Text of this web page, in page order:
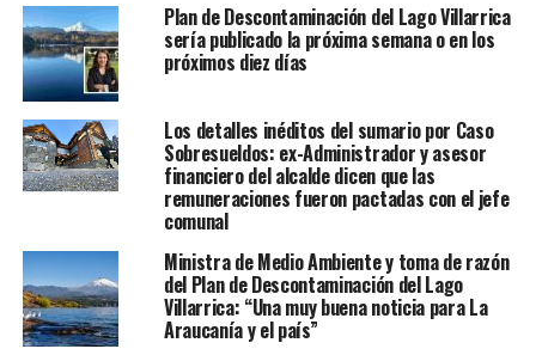
Plan de Descontaminación del Lago Villarrica
sería publicado la próxima semana o en los
próximos diez días
Los detalles inéditos del sumario por Caso
Sobresueldos: ex-Administrador y asesor
financiero del alcalde dicen que las
remuneraciones fueron pactadas con el jefe
comunal
Ministra de Medio Ambiente y toma de razón
del Plan de Descontaminación del Lago
Villarrica: “Una muy buena noticia para La
Araucanía y el país”